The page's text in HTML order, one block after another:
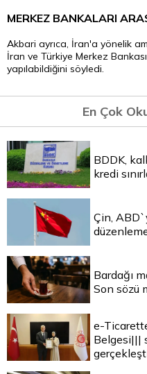
MERKEZ BANKALARI
Akbari ayrıca, İran'a yönelik
İran ve Türkiye Merkez
yapılabildiğini söyledi.
En Çok
BDDK,
kredi
Çin,
Bardağı
Son sözü
e-
Belgesi|||